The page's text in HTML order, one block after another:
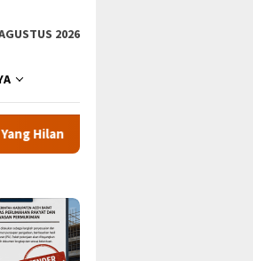
2026
Misterius